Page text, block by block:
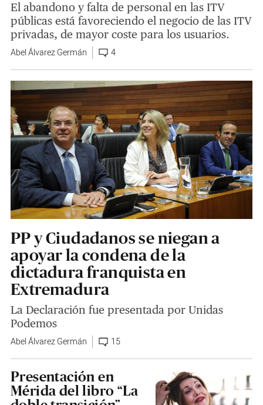
El abandono y falta de personal en las ITV
públicas está favoreciendo el negocio de las ITV
privadas, de mayor coste para los usuarios.
Abel Álvarez Germán 4
PP y Ciudadanos se niegan a
apoyar la condena de la
dictadura franquista en
Extremadura
La Declaración fue presentada por Unidas
Podemos
Abel Álvarez Germán 15
Presentación en
Mérida del libro “La